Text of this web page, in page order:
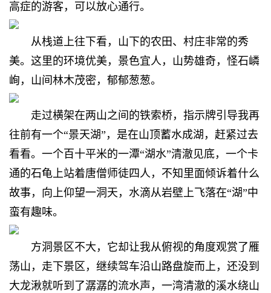
高症的游客，可以放心通行。
从栈道上往下看，山下的农田、村庄非常的秀
美。这里的环境优美，景色宜人，山势雄奇，怪石嶙
峋，山间林木茂密，郁郁葱葱。
走过横架在两山之间的铁索桥，指示牌引导我再
往前有一个“景天湖”，是在山顶蓄水成湖，赶紧过去
看看。一个百十平米的一潭“湖水”清澈见底，一个卡
通的石龟上站着唐僧师徒四人，不知里面倾诉着什么
故事，向上仰望一洞天，水滴从岩壁上飞落在“湖”中
蛮有趣味。
方洞景区不大，它却让我从俯视的角度观赏了雁
荡山，走下景区，继续驾车沿山路盘旋而上，还没到
大龙湫就听到了潺潺的流水声，一湾清澈的溪水绕山